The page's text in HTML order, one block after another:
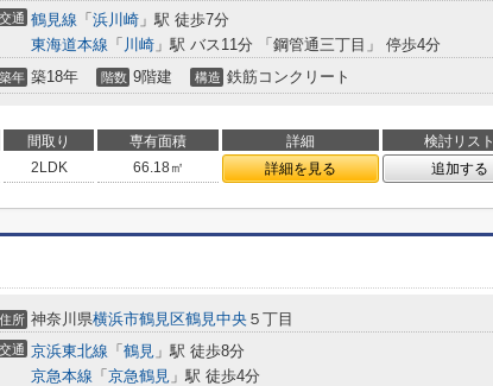
交通 鶴見線 「 浜川崎 」駅 徒歩7分
東海道本線 「 川崎 」駅 バス11分 「鋼管通三丁目」 停歩4分
築年 築18年 階数 9階建 構造 鉄筋コンクリート
間取り 専有面積 詳細
検討リスト
2LDK 66.18㎡ 詳細を見る 追加する
住所 神奈川県横浜市鶴見区鶴見中央 ５丁目
交通 京浜東北線 「 鶴見 」駅 徒歩8分
京急本線 「 京急鶴見 」駅 徒歩4分